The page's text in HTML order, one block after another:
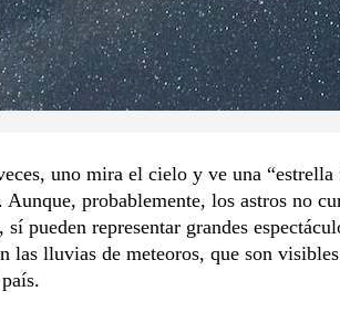
uno mira el cielo y ve una
Aunque, probablemente, los astros no
sí pueden representar grandes
las lluvias de meteoros, que son